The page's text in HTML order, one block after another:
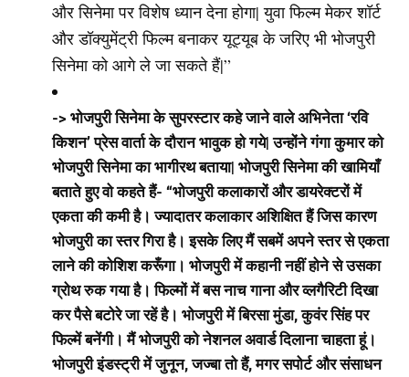
और सिनेमा पर विशेष ध्यान देना होगा| युवा फिल्म मेकर शॉर्ट
और डॉक्युमेंट्री फिल्म बनाकर यूट्यूब के जरिए भी भोजपुरी
सिनेमा को आगे ले जा सकते हैं|”
-> भोजपुरी सिनेमा के सुपरस्टार कहे जाने वाले अभिनेता ‘रवि
किशन’ प्रेस वार्ता के दौरान भावुक हो गये| उन्होंने गंगा कुमार को
भोजपुरी सिनेमा का भागीरथ बताया| भोजपुरी सिनेमा की खामियाँ
बताते हुए वो कहते हैं- “भोजपुरी कलाकारों और डायरेक्टरों में
एकता की कमी है। ज्यादातर कलाकार अशिक्षित हैं जिस कारण
भोजपुरी का स्तर गिरा है। इसके लिए मैं सबमें अपने स्तर से एकता
लाने की कोशिश करूँगा। भोजपुरी में कहानी नहीं होने से उसका
ग्रोथ रुक गया है। फिल्मों में बस नाच गाना और व्लगैरिटी दिखा
कर पैसे बटोरे जा रहें है। भोजपुरी में बिरसा मुंडा, कुवंर सिंह पर
फिल्में बनेंगी। मैं भोजपुरी को नेशनल अवार्ड दिलाना चाहता हूं।
भोजपुरी इंडस्ट्री में जुनून, जज्बा तो हैं, मगर सपोर्ट और संसाधन